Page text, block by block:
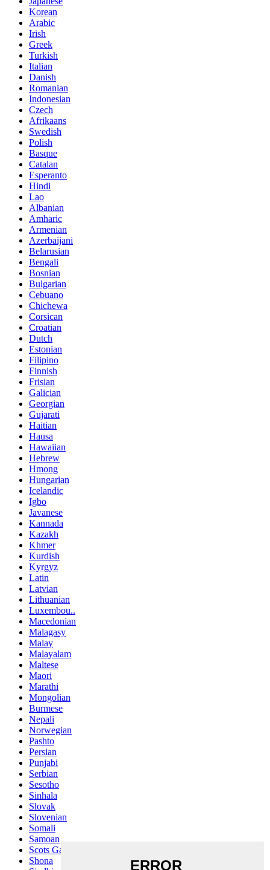
Korean
Arabic
Irish
Greek
Turkish
Italian
Danish
Romanian
Indonesian
Czech
Afrikaans
Swedish
Polish
Basque
Catalan
Esperanto
Hindi
Lao
Albanian
Amharic
Armenian
Azerbaijani
Belarusian
Bengali
Bosnian
Bulgarian
Cebuano
Chichewa
Corsican
Croatian
Dutch
Estonian
Filipino
Finnish
Frisian
Galician
Georgian
Gujarati
Haitian
Hausa
Hawaiian
Hebrew
Hmong
Hungarian
Icelandic
Igbo
Javanese
Kannada
Kazakh
Khmer
Kurdish
Kyrgyz
Latin
Latvian
Lithuanian
Luxembou..
Macedonian
Malagasy
Malay
Malayalam
Maltese
Maori
Marathi
Mongolian
Burmese
Nepali
Norwegian
Pashto
Persian
Punjabi
Serbian
Sesotho
Sinhala
Slovak
Slovenian
Somali
Samoan
Scots Gaelic
Shona